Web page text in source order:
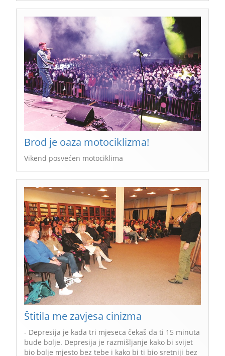
Brod je oaza motociklizma!
Vikend posvećen motociklima
Štitila me zavjesa cinizma
- Depresija je kada tri mjeseca čekaš da ti 15 minuta
bude bolje. Depresija je razmišljanje kako bi svijet
bio bolje mjesto bez tebe i kako bi ti bio sretniji bez